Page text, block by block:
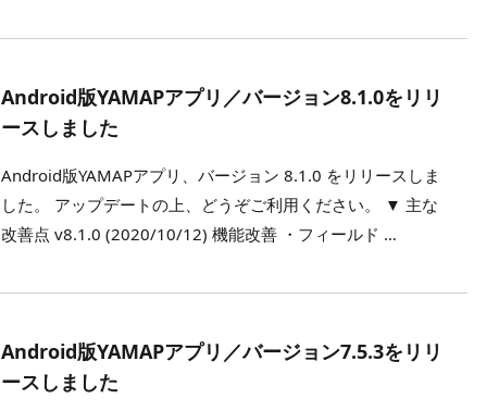
Android版YAMAPアプリ／バージョン8.1.0をリリ
ースしました
Android版YAMAPアプリ、バージョン 8.1.0 をリリースしま
した。 アップデートの上、どうぞご利用ください。 ▼ 主な
改善点 v8.1.0 (2020/10/12) 機能改善 ・フィールド …
Android版YAMAPアプリ／バージョン7.5.3をリリ
ースしました